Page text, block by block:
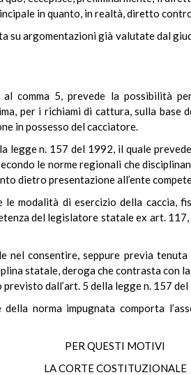
in quanto, in realtà, diretto
su argomentazioni già valutate dal
comma 5, prevede la possibilità
per i richiami di cattura, sulla base
in possesso del cacciatore.
legge n. 157 del 1992, il quale
le norme regionali che
dietro presentazione all’ente
modalità di esercizio della caccia,
del legislatore statale ex art.
nel consentire, seppure previa
statale, deroga che contrasta con
dall’art. 5 della legge n. 157
norma impugnata comporta
PER QUESTI MOTIVI
LA CORTE COSTITUZIONALE